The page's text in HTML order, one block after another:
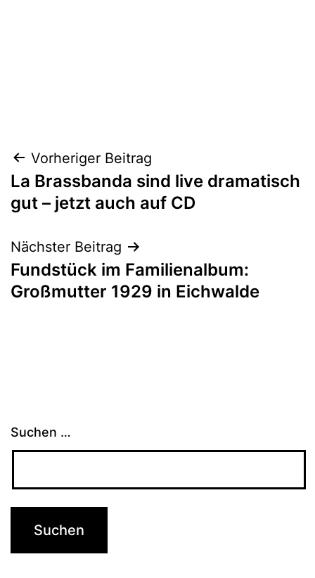
Beitragsnavigation
Vorheriger Beitrag
La Brassbanda sind live dramatisch
gut – jetzt auch auf CD
Nächster Beitrag
Fundstück im Familienalbum:
Großmutter 1929 in Eichwalde
Suchen …